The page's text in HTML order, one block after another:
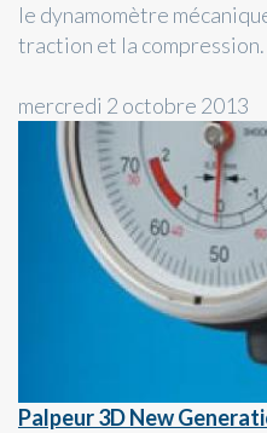
le dynamomètre
traction et la
mercredi 2 octobre 2013
Palpeur 3D New